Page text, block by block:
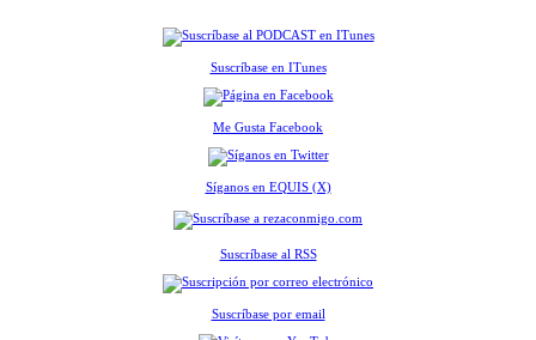
Suscríbase en ITunes
Me Gusta Facebook
Síganos en EQUIS (X)
Suscríbase al RSS
Suscríbase por email